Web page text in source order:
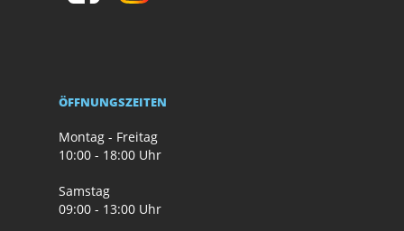
ÖFFNUNGSZEITEN
Montag - Freitag
10:00 - 18:00 Uhr
Samstag
09:00 - 13:00 Uhr